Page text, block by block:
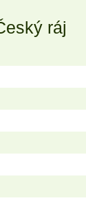
ráj